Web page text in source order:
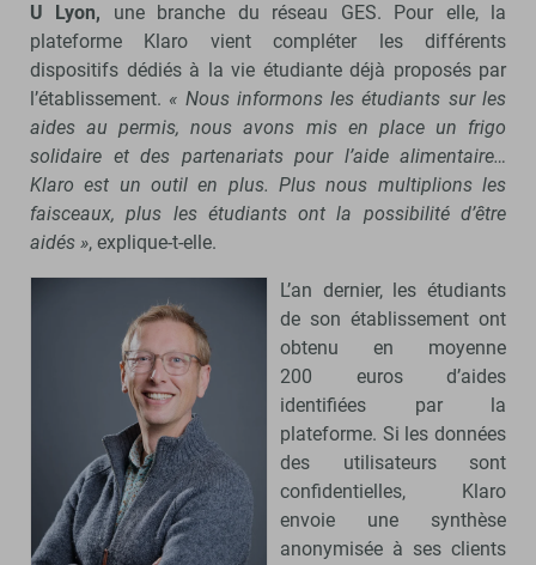
U Lyon, une branche du réseau GES. Pour elle, la
plateforme Klaro vient compléter les différents
dispositifs dédiés à la vie étudiante déjà proposés par
l’établissement. « Nous informons les étudiants sur les
aides au permis, nous avons mis en place un frigo
solidaire et des partenariats pour l’aide alimentaire…
Klaro est un outil en plus. Plus nous multiplions les
faisceaux, plus les étudiants ont la possibilité d’être
aidés », explique-t-elle.
L’an dernier, les étudiants
de son établissement ont
obtenu en moyenne
200 euros d’aides
identifiées par la
plateforme. Si les données
des utilisateurs sont
confidentielles, Klaro
envoie une synthèse
anonymisée à ses clients